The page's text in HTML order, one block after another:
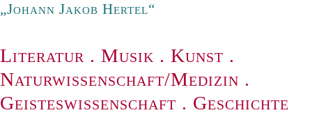
„Johann Jakob Hertel“
Literatur . Musik . Kunst .
Naturwissenschaft/Medizin .
Geisteswissenschaft . Geschichte